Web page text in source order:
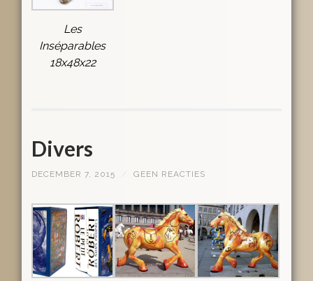
Les
Inséparables
18x48x22
Divers
DECEMBER 7, 2015 GEEN REACTIES